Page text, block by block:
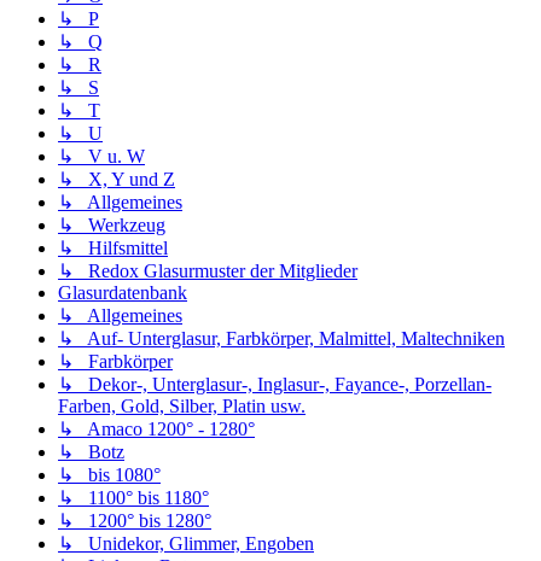
↳ P
↳ Q
↳ R
↳ S
↳ T
↳ U
↳ V u. W
↳ X, Y und Z
↳ Allgemeines
↳ Werkzeug
↳ Hilfsmittel
↳ Redox Glasurmuster der Mitglieder
Glasurdatenbank
↳ Allgemeines
↳ Auf- Unterglasur, Farbkörper, Malmittel, Maltechniken
↳ Farbkörper
↳ Dekor-, Unterglasur-, Inglasur-, Fayance-, Porzellan-
Farben, Gold, Silber, Platin usw.
↳ Amaco 1200° - 1280°
↳ Botz
↳ bis 1080°
↳ 1100° bis 1180°
↳ 1200° bis 1280°
↳ Unidekor, Glimmer, Engoben